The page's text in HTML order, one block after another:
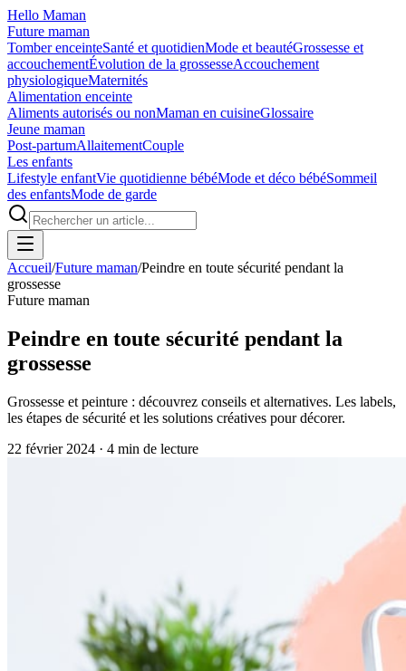
Hello Maman
Future maman
Tomber enceinteSanté et quotidienMode et beautéGrossesse et
accouchementÉvolution de la grossesseAccouchement
physiologiqueMaternités
Alimentation enceinte
Aliments autorisés ou nonMaman en cuisineGlossaire
Jeune maman
Post-partumAllaitementCouple
Les enfants
Lifestyle enfantVie quotidienne bébéMode et déco bébéSommeil
des enfantsMode de garde
Accueil/Future maman/Peindre en toute sécurité pendant la
grossesse
Future maman
Peindre en toute sécurité pendant la
grossesse
Grossesse et peinture : découvrez conseils et alternatives. Les labels,
les étapes de sécurité et les solutions créatives pour décorer.
22 février 2024 · 4 min de lecture